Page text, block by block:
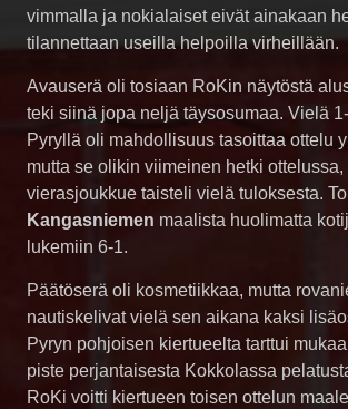
vimmalla ja nokialaiset eivät ainakaan
tilannettaan useilla helpoilla virheillään.
Avauserä oli tosiaan RoKin näytöstä
teki siinä jopa neljä täysosumaa. Vielä
Pyryllä oli mahdollisuus tasoittaa ottelu
mutta se olikin viimeinen hetki ottelussa,
vierasjoukkue taisteli vielä tuloksesta.
Kangasniemen maalista huolimatta
lukemiin 6-1.
Päätöserä oli kosmetiikkaa, mutta
nautiskelivat vielä sen aikana kaksi
Pyryn pohjoisen kiertueelta tarttui
piste perjantaisesta Kokkolassa
RoKi voitti kiertueen toisen ottelun